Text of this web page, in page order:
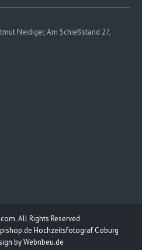
Neidiger, Am Schießstand 27,
All Rights Reserved
Hochzeitsfotograf Coburg
byWebnbeu.de